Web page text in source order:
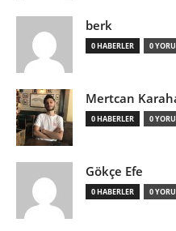
berk
0 HABERLER 0
Mertcan
0 HABERLER 0
Gökçe Efe
0 HABERLER 0